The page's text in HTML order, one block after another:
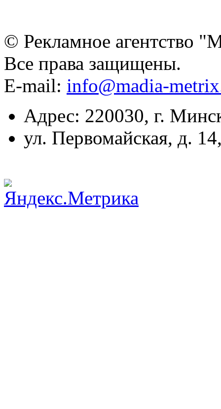
© Рекламное агентство
Все права защищены.
E-mail: info@madia-
Адрес: 220030, г.
ул. Первомайская, д.